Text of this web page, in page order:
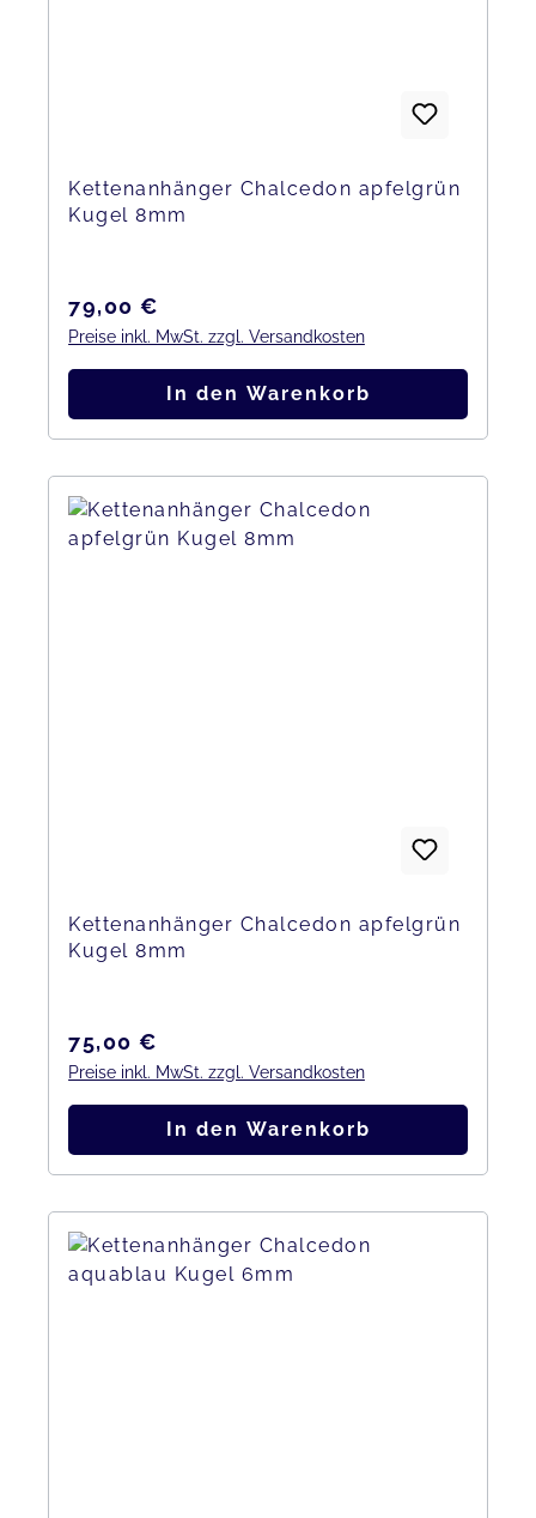
Kettenanhänger Chalcedon apfelgrün
Kugel 8mm
Regulärer Preis:
79,00 €
Preise inkl. MwSt. zzgl. Versandkosten
In den Warenkorb
Kettenanhänger Chalcedon apfelgrün
Kugel 8mm
Regulärer Preis:
75,00 €
Preise inkl. MwSt. zzgl. Versandkosten
In den Warenkorb